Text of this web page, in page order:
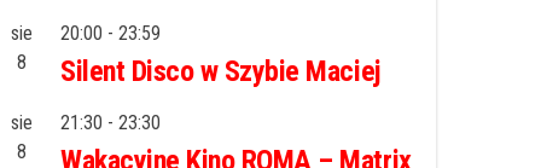
sie
8
20:00 - 23:59
Silent Disco w Szybie Maciej
sie
8
21:30 - 23:30
Wakacyjne Kino ROMA – Matrix